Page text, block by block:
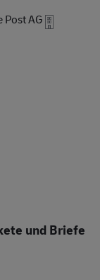
Post AG
und Briefe